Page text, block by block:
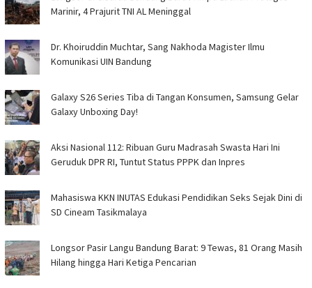
Marinir, 4 Prajurit TNI AL Meninggal
Dr. Khoiruddin Muchtar, Sang Nakhoda Magister Ilmu
Komunikasi UIN Bandung
Galaxy S26 Series Tiba di Tangan Konsumen, Samsung Gelar
Galaxy Unboxing Day!
Aksi Nasional 112: Ribuan Guru Madrasah Swasta Hari Ini
Geruduk DPR RI, Tuntut Status PPPK dan Inpres
Mahasiswa KKN INUTAS Edukasi Pendidikan Seks Sejak Dini di
SD Cineam Tasikmalaya
Longsor Pasir Langu Bandung Barat: 9 Tewas, 81 Orang Masih
Hilang hingga Hari Ketiga Pencarian